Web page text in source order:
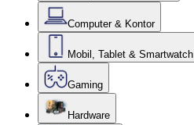
Computer & Kontor
Mobil, Tablet & Smartwatch
Gaming
Hardware